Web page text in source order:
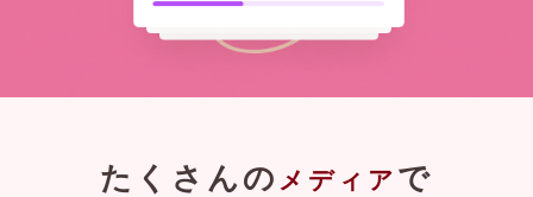
たくさんの メディア で